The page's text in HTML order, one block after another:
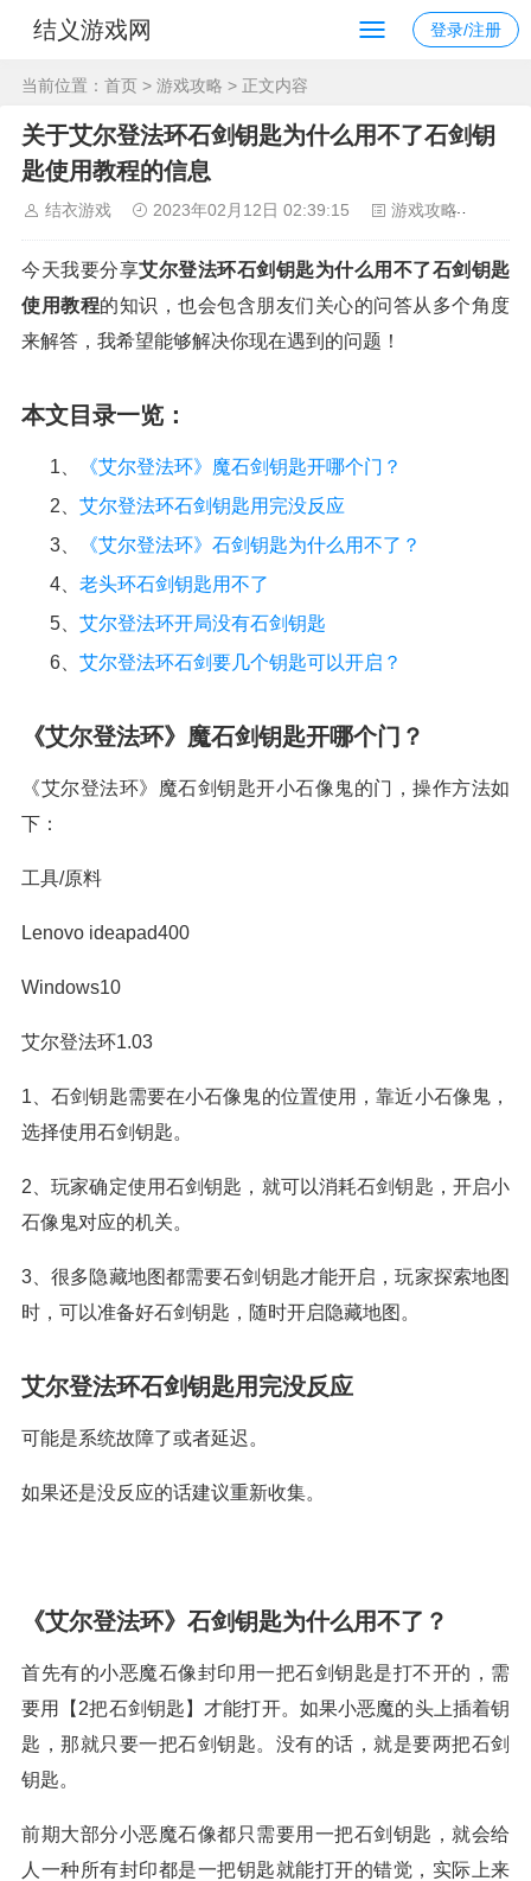
结义游戏网 登录/注册
当前位置： 首页 > 游戏攻略 > 正文内容
关于艾尔登法环石剑钥匙为什么用不了石剑钥
匙使用教程的信息
结衣游戏 2023年02月12日 02:39:15 游戏攻略
今天我要分享艾尔登法环石剑钥匙为什么用不了石剑钥匙
使用教程的知识，也会包含朋友们关心的问答从多个角度
来解答，我希望能够解决你现在遇到的问题！
本文目录一览：
1、
《艾尔登法环》魔石剑钥匙开哪个门？
2、 艾尔登法环石剑钥匙用完没反应
3、
《艾尔登法环》石剑钥匙为什么用不了？
4、 老头环石剑钥匙用不了
5、 艾尔登法环开局没有石剑钥匙
6、 艾尔登法环石剑要几个钥匙可以开启？
《艾尔登法环》魔石剑钥匙开哪个门？
《艾尔登法环》魔石剑钥匙开小石像鬼的门，操作方法如
下：
工具/原料
Lenovo ideapad400
Windows10
艾尔登法环1.03
1、石剑钥匙需要在小石像鬼的位置使用，靠近小石像鬼，
选择使用石剑钥匙。
2、玩家确定使用石剑钥匙，就可以消耗石剑钥匙，开启小
石像鬼对应的机关。
3、很多隐藏地图都需要石剑钥匙才能开启，玩家探索地图
时，可以准备好石剑钥匙，随时开启隐藏地图。
艾尔登法环石剑钥匙用完没反应
可能是系统故障了或者延迟。
如果还是没反应的话建议重新收集。
《艾尔登法环》石剑钥匙为什么用不了？
首先有的小恶魔石像封印用一把石剑钥匙是打不开的，需
要用【2把石剑钥匙】才能打开。如果小恶魔的头上插着钥
匙，那就只要一把石剑钥匙。没有的话，就是要两把石剑
钥匙。
前期大部分小恶魔石像都只需要用一把石剑钥匙，就会给
人一种所有封印都是一把钥匙就能打开的错觉，实际上来